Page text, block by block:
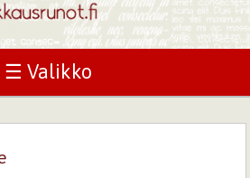
☰ Valikko